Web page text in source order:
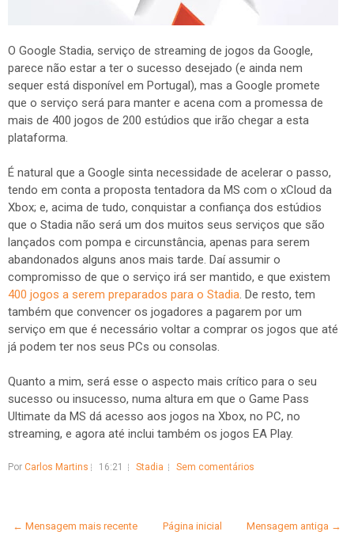
O Google Stadia, serviço de streaming de jogos da Google,
parece não estar a ter o sucesso desejado (e ainda nem
sequer está disponível em Portugal), mas a Google promete
que o serviço será para manter e acena com a promessa de
mais de 400 jogos de 200 estúdios que irão chegar a esta
plataforma.
É natural que a Google sinta necessidade de acelerar o passo,
tendo em conta a proposta tentadora da MS com o xCloud da
Xbox; e, acima de tudo, conquistar a confiança dos estúdios
que o Stadia não será um dos muitos seus serviços que são
lançados com pompa e circunstância, apenas para serem
abandonados alguns anos mais tarde. Daí assumir o
compromisso de que o serviço irá ser mantido, e que existem
400 jogos a serem preparados para o Stadia. De resto, tem
também que convencer os jogadores a pagarem por um
serviço em que é necessário voltar a comprar os jogos que até
já podem ter nos seus PCs ou consolas.
Quanto a mim, será esse o aspecto mais crítico para o seu
sucesso ou insucesso, numa altura em que o Game Pass
Ultimate da MS dá acesso aos jogos na Xbox, no PC, no
streaming, e agora até inclui também os jogos EA Play.
Por Carlos Martins 16:21 Stadia Sem comentários
← Mensagem mais recente Mensagem antiga →
Página inicial